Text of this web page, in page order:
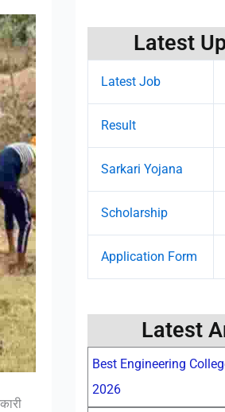
Latest
Latest Job
Result
Sarkari Yojana
Scholarship
Application Form
Latest
Best Engineering
2026